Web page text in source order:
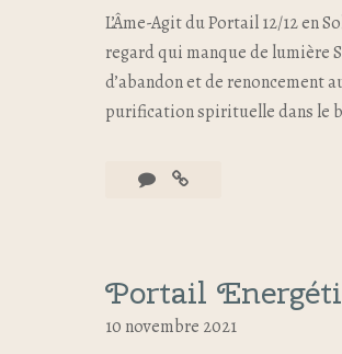
L’Âme-Agit du Portail 12/12 en
regard qui manque de lumière
d’abandon et de renoncement
purification spirituelle dans le
Portail
10 novembre 2021